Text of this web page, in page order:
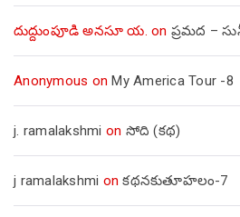
దుద్దుంపూడి అనసూ య. on ప్రమద –
Anonymous onMy America Tour -8
j. ramalakshmi on సోది (కథ)
j ramalakshmi onకథనకుతూహలం-7